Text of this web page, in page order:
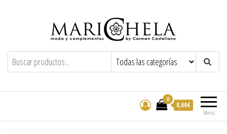
Marichela By Carmen Castellano
Menú
0
0,00€